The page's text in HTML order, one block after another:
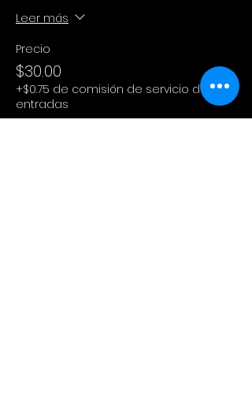
Leer más
Precio
$30.00
+$0.75 de comisión de servicio de
entradas